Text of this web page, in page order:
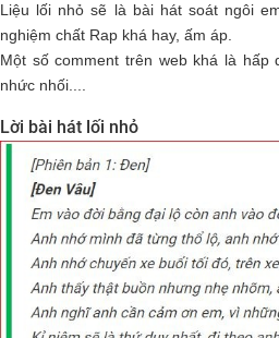
Liệu lối nhỏ sẽ là bài hát soát ngôi
nghiệm chất Rap khá hay, ấm áp.
Một số comment trên web khá là
nhức nhối....
Lời bài hát lối nhỏ